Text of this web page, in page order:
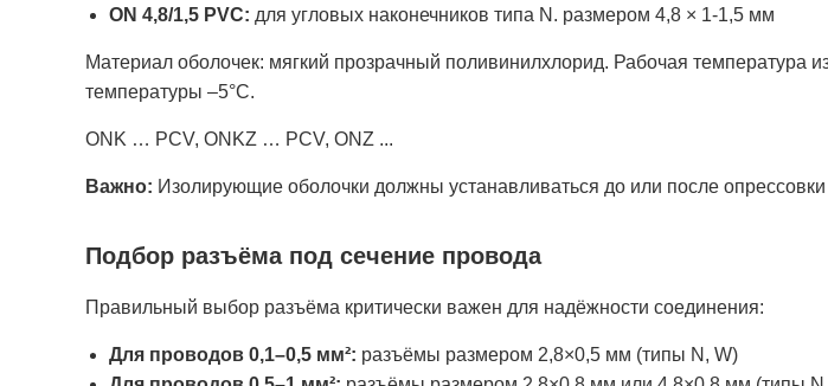
ON 4,8/1,5 РVС: для угловых наконечников типа N. размером 4,8 × 1-1,5 мм
Материал оболочек: мягкий прозрачный поливинилхлорид. Рабочая температура
температуры –5°C.
ONK … PCV, ONKZ … PCV, ONZ ...
Важно: Изолирующие оболочки должны устанавливаться до или после
Подбор разъёма под сечение провода
Правильный выбор разъёма критически важен для надёжности соединения:
Для проводов 0,1–0,5 мм²: разъёмы размером 2,8×0,5 мм (типы N, W)